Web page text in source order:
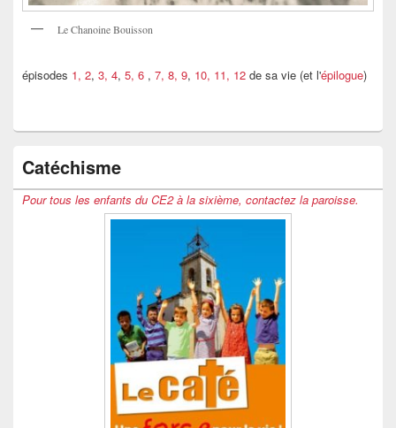
Le Chanoine Bouisson
épisodes 1, 2, 3, 4, 5, 6 , 7, 8, 9, 10, 11, 12 de sa vie (et l'épilogue)
Catéchisme
Pour tous les enfants du CE2 à la sixième, contactez la paroisse.